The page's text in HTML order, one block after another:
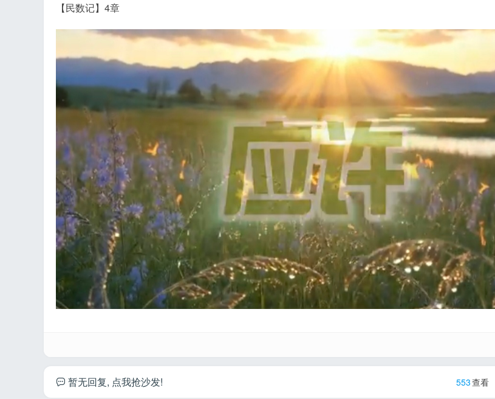
【民数记】4章
暂无回复, 点我抢沙发! 553查看